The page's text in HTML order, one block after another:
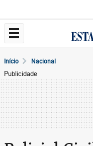
Início Nacional
Publicidade